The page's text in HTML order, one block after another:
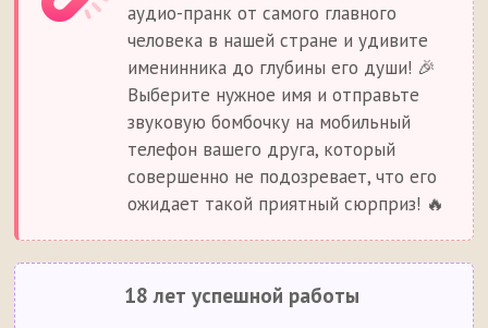
аудио-пранк от самого главного
человека в нашей стране и удивите
именинника до глубины его души! 🎉
Выберите нужное имя и отправьте
звуковую бомбочку на мобильный
телефон вашего друга, который
совершенно не подозревает, что его
ожидает такой приятный сюрприз! 🔥
18 лет успешной работы